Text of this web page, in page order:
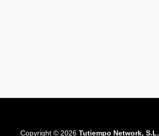
Copyright © 2026 Tutiempo Network, S.L.